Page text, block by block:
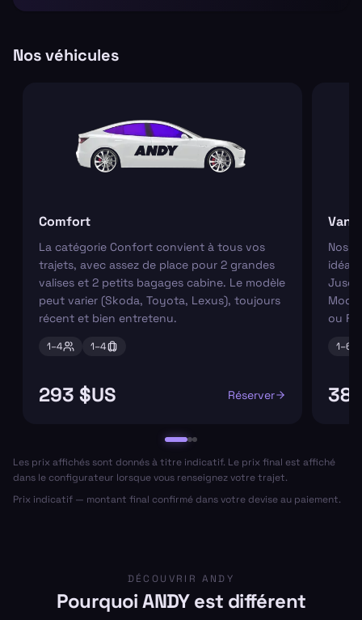
Nos véhicules
Comfort
La catégorie Confort convient à tous vos
trajets, avec assez de place pour 2 grandes
valises et 2 petits bagages cabine. Le modèle
peut varier (Skoda, Toyota, Lexus), toujours
récent et bien entretenu.
1–4 1–4
293 $US Réserver
Van
Nos
ou
1–6
Les prix affichés sont donnés à titre indicatif. Le prix final est affiché
dans le configurateur lorsque vous renseignez votre trajet.
Prix indicatif — montant final confirmé dans votre devise au paiement.
DÉCOUVRIR ANDY
Pourquoi ANDY est différent